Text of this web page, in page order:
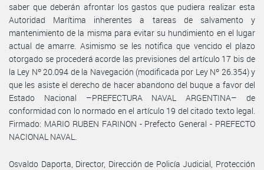
saber que deberán afrontar los gastos que pudiera realizar esta
Autoridad Marítima inherentes a tareas de salvamento y
mantenimiento de la misma para evitar su hundimiento en el lugar
actual de amarre. Asimismo se les notifica que vencido el plazo
otorgado se procederá acorde las previsiones del artículo 17 bis de
la Ley Nº 20.094 de la Navegación (modificada por Ley Nº 26.354) y
que les asiste el derecho de hacer abandono del buque a favor del
Estado Nacional –PREFECTURA NAVAL ARGENTINA– de
conformidad con lo normado en el artículo 19 del citado texto legal.
Firmado: MARIO RUBEN FARINON - Prefecto General - PREFECTO
NACIONAL NAVAL.
Osvaldo Daporta, Director, Dirección de Policía Judicial, Protección